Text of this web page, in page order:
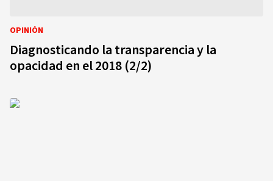
OPINIÓN
Diagnosticando la transparencia y la
opacidad en el 2018 (2/2)